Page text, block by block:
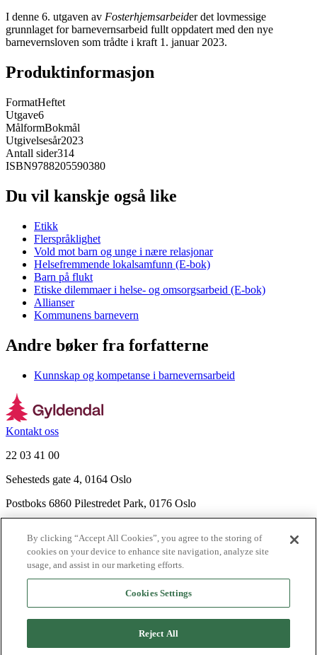
I denne 6. utgaven av Fosterhjemsarbeider det lovmessige
grunnlaget for barnevernsarbeid fullt oppdatert med den nye
barnevernsloven som trådte i kraft 1. januar 2023.
Produktinformasjon
FormatHeftet
Utgave6
MålformBokmål
Utgivelsesår2023
Antall sider314
ISBN9788205590380
Du vil kanskje også like
Etikk
Flerspråklighet
Vold mot barn og unge i nære relasjonar
Helsefremmende lokalsamfunn (E-bok)
Barn på flukt
Etiske dilemmaer i helse- og omsorgsarbeid (E-bok)
Allianser
Kommunens barnevern
Andre bøker fra forfatterne
Kunnskap og kompetanse i barnevernsarbeid
Kontakt oss
22 03 41 00
Sehesteds gate 4, 0164 Oslo
Postboks 6860 Pilestredet Park, 0176 Oslo
Nyhetsbrev
Ledige stillinger
Send inn manus
Agency
By clicking “Accept All Cookies”, you agree to the storing of
cookies on your device to enhance site navigation, analyze site
usage, and assist in our marketing efforts.
Cookies Settings
Reject All